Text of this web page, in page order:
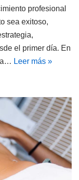
profesional
sea exitoso,
el primer día. En
a… Leer más »